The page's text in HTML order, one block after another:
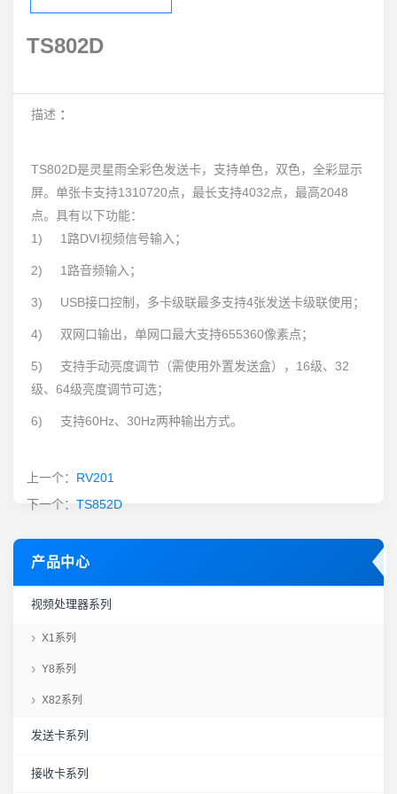
TS802D
描述 ：
TS802D是灵星雨全彩色发送卡，支持单色，双色，全彩显示
屏。单张卡支持1310720点，最长支持4032点，最高2048
点。具有以下功能：
1) 1路DVI视频信号输入；
2) 1路音频输入；
3) USB接口控制，多卡级联最多支持4张发送卡级联使用；
4) 双网口输出，单网口最大支持655360像素点；
5) 支持手动亮度调节（需使用外置发送盒），16级、32
级、64级亮度调节可选；
6) 支持60Hz、30Hz两种输出方式。
上一个： RV201
下一个： TS852D
产品中心
视频处理器系列
X1系列
Y8系列
X82系列
发送卡系列
接收卡系列